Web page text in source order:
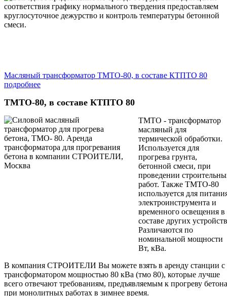
соответствия графику нормального твердения предоставляем
круглосуточное дежурство и контроль температуры бетонной
смеси.
Масляный трансформатор ТМТО-80, в составе КТПТО 80
подробнее
ТМТО-80, в составе КТПТО 80
ТМТО - трансформатор
масляный для
термической обработки.
Используется для
прогрева грунта,
бетонной смеси, при
проведении
работ. Также ТМТО-80
используется для
электроинструмента и
временного освещения в
составе других
Различаются по
номинальной мощности
Вт, кВа.
В компания СТРОИТЕЛИ Вы можете взять в аренду станции с
трансформатором мощностью 80 кВа (тмо 80), которые лучше
всего отвечают требованиям, предъявляемым к прогреву бетона
при монолитных работах в зимнее время.